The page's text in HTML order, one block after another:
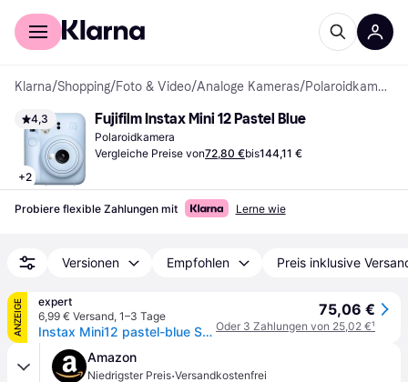
Für Shopper
Klarna/Shopping/Foto & Video/Analoge Kameras/ Polaroidkameras
4,3
+2
Fujifilm Instax Mini 12 Pastel Blue
Polaroidkamera
Vergleiche Preise von72,80 €bis144,11 €
Probiere flexible Zahlungen mit Lerne wie
Versionen Empfohlen Preis inklusive
ANZEIGE
expert
6,99 € Versand, 1–3 Tage
Instax Mini12 pastel-blue Sofortbildkamera
75,06 €
Oder 3 Zahlungen von 25,02 €¹
Amazon
Niedrigster Preis·Versandkostenfrei